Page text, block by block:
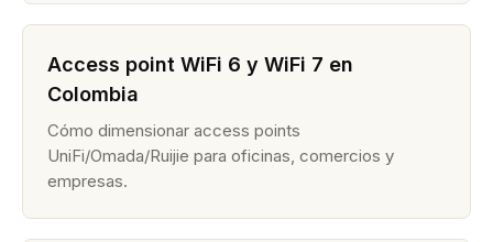
Access point WiFi 6 y WiFi 7 en
Colombia
Cómo dimensionar access points
UniFi/Omada/Ruijie para oficinas, comercios y
empresas.